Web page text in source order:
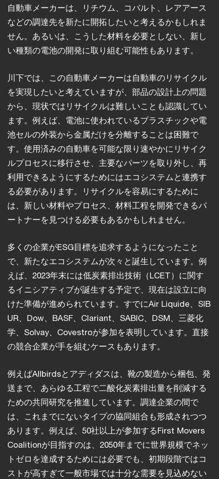
自動車メーカーは、リチウム、コバルト、レアアース
などの調達先を新たに開拓したいと考えるかもしれま
せん。あるいは、こうした材料を必要としない、新し
い種類の電池の開発に取り組む可能性もあります。
川下では、この自動車メーカーは自動車のリサイクル
を実現したいと考えていますが、部品の設計上の問題
から、現状ではリサイクルは難しいことも認識してい
ます。例えば、電池に使われているプラスチックや電
池セルの外装から金属だけを分離することは困難で
す。使用済みの自動車を可能な限り速やかにリサイク
ルプロセスに移行させ、主要なパーツを取り外し、再
利用できるようにするためにはエコシステムと連携す
る必要があります。リサイクルを容易にするために
は、新しい材料やプロセス、材料工程を開発できるパ
ートナーを見つける必要もあるかもしれません。
多くの企業がESG目標を追求するようになったこと
で、新たなエコシステムが次々と誕生しています。例
えば、2023年末には低炭素排出技術（LCET）に関す
るイニシアティブが誕生する予定で、現在は設立に向
けた準備が進められています。すでにAir Liquide、SIB
UR、Dow、BASF、Clariant、SABIC、DSM、三菱化
学、Solvay、Covestroが参加を表明しています。直接
の競合企業が手を組むケースもあります。
例えばAllbirdsとアディダスは、靴の製造から梱包、発
送まで、あらゆる工程で二酸化炭素排出量を削減する
ための共同研究を推進しています。調達企業の間で
は、これまでにないタイプの協同組合も形成されつつ
あります。例えば、50社以上が参加するFirst Movers
Coalitionが目指すのは、2050年までに世界規模でネッ
トゼロを達成するためには必要でも、初期段階ではコ
ストが高すぎて一般市場では十分な需要を見込めない